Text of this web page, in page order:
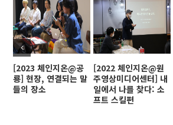
[2023 체인지온@공
룡] 현장, 연결되는 말
들의 장소
[2022 체인지온@원
주영상미디어센터] 내
일에서 나를 찾다: 소
프트 스킬편